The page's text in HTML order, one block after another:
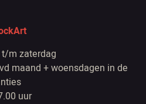
m zaterdag
maand + woensdagen in de
uur